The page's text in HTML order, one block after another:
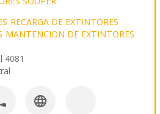
RECARGA DE EXTINTORES
MANTENCION DE EXTINTORES
4081
